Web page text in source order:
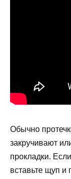
Обычно
закручивают
прокладки.
вставьте щуп и